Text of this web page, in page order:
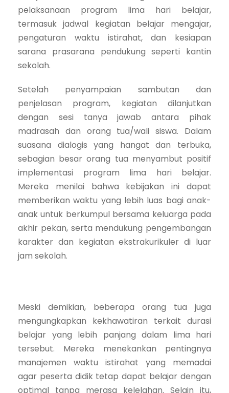
pelaksanaan program lima hari belajar,
termasuk jadwal kegiatan belajar mengajar,
pengaturan waktu istirahat, dan kesiapan
sarana prasarana pendukung seperti kantin
sekolah.
Setelah penyampaian sambutan dan
penjelasan program, kegiatan dilanjutkan
dengan sesi tanya jawab antara pihak
madrasah dan orang tua/wali siswa. Dalam
suasana dialogis yang hangat dan terbuka,
sebagian besar orang tua menyambut positif
implementasi program lima hari belajar.
Mereka menilai bahwa kebijakan ini dapat
memberikan waktu yang lebih luas bagi anak-
anak untuk berkumpul bersama keluarga pada
akhir pekan, serta mendukung pengembangan
karakter dan kegiatan ekstrakurikuler di luar
jam sekolah.
Meski demikian, beberapa orang tua juga
mengungkapkan kekhawatiran terkait durasi
belajar yang lebih panjang dalam lima hari
tersebut. Mereka menekankan pentingnya
manajemen waktu istirahat yang memadai
agar peserta didik tetap dapat belajar dengan
optimal tanpa merasa kelelahan. Selain itu,